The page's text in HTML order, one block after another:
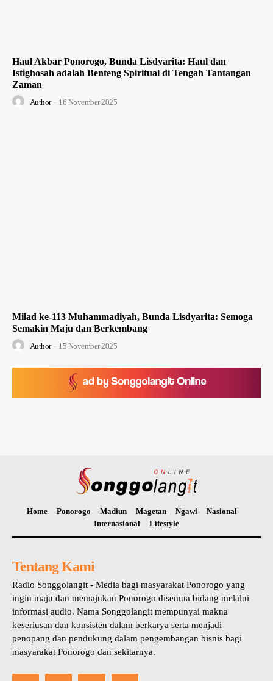
Haul Akbar Ponorogo, Bunda Lisdyarita: Haul dan
Istighosah adalah Benteng Spiritual di Tengah Tantangan
Zaman
Author - 16 November 2025
Milad ke-113 Muhammadiyah, Bunda Lisdyarita: Semoga
Semakin Maju dan Berkembang
Author - 15 November 2025
Home Ponorogo Madiun Magetan Ngawi
Nasional
Internasional
Lifestyle
Tentang Kami
Radio Songgolangit - Media bagi masyarakat Ponorogo yang
ingin maju dan memajukan Ponorogo disemua bidang melalui
informasi audio. Nama Songgolangit mempunyai makna
keseriusan dan konsisten dalam berkarya serta menjadi
penopang dan pendukung dalam pengembangan bisnis bagi
masyarakat Ponorogo dan sekitarnya.